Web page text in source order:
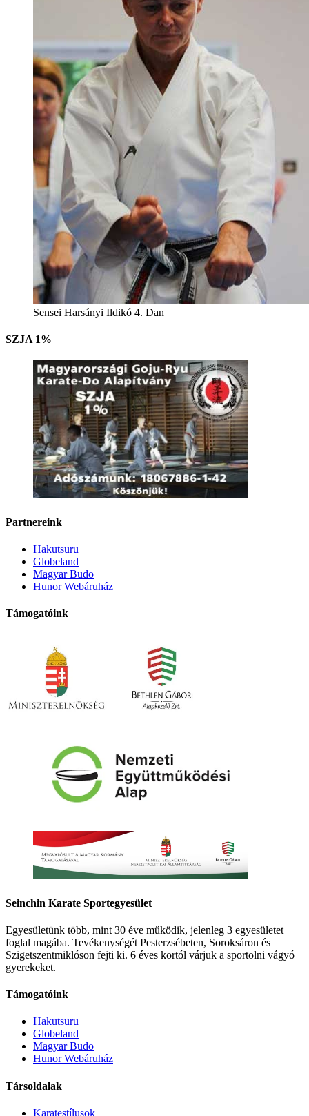
Sensei Harsányi Ildikó 4. Dan
SZJA 1%
Partnereink
Hakutsuru
Globeland
Magyar Budo
Hunor Webáruház
Támogatóink
Seinchin Karate Sportegyesület
Egyesületünk több, mint 30 éve működik, jelenleg 3 egyesületet
foglal magába. Tevékenységét Pesterzsébeten, Soroksáron és
Szigetszentmiklóson fejti ki. 6 éves kortól várjuk a sportolni vágyó
gyerekeket.
Támogatóink
Hakutsuru
Globeland
Magyar Budo
Hunor Webáruház
Társoldalak
Karatestílusok